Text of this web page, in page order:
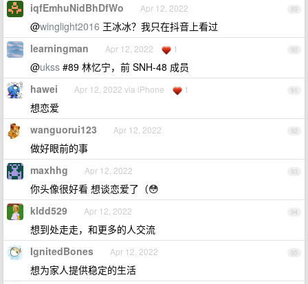
89
iqfEmhuNidBhDfWo Apr 12, 2022
@winglight2016 王冰冰？我只在抖音上看过
90
learningman Apr 12, 2022 1
@ukss #89 林忆宁，前 SNH-48 成员
91
hawei Apr 12, 2022 via iPhone 1
想恋爱
92
wanguorui123 Apr 12, 2022
做好眼前的事
93
maxhhg Apr 12, 2022
你头像很好看 想谈恋爱了（😳
94
kldd529 Apr 12, 2022
想到处走走，和更多的人交流
95
IgnitedBones Apr 12, 2022
想为家人提供稳定的生活